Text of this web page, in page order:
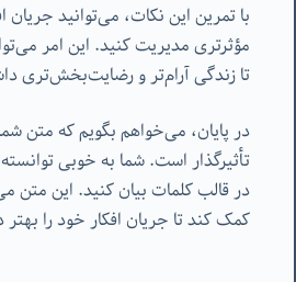
با تمرین این نکات، می‌توانید جریان
مؤثرتری مدیریت کنید. این امر
تا زندگی آرام‌تر و رضایت‌بخش‌تری
در پایان، می‌خواهم بگویم که متن
تأثیرگذار است. شما به خوبی
در قالب کلمات بیان کنید. این متن
کمک کند تا جریان افکار خود را